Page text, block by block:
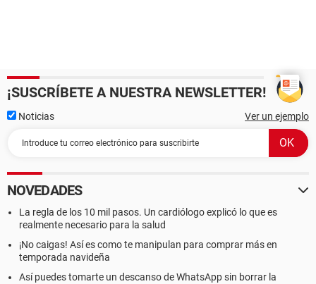
¡SUSCRÍBETE A NUESTRA NEWSLETTER!
Noticias Ver un ejemplo
NOVEDADES
La regla de los 10 mil pasos. Un cardiólogo explicó lo que es
realmente necesario para la salud
¡No caigas! Así es como te manipulan para comprar más en
temporada navideña
Así puedes tomarte un descanso de WhatsApp sin borrar la